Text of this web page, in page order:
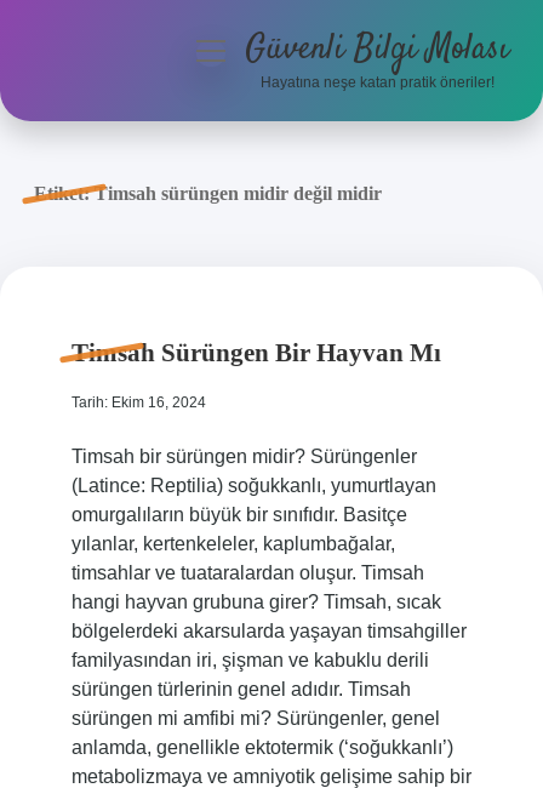
Anasayfa
menüyüGüvenli Bilgi Molası
Hayatına neşe katan pratik öneriler!
Etiket:Timsah sürüngen midir değil midir
Timsah Sürüngen Bir Hayvan Mı
Tarih: Ekim 16, 2024
Timsah bir sürüngen midir? Sürüngenler
(Latince: Reptilia) soğukkanlı, yumurtlayan
omurgalıların büyük bir sınıfıdır. Basitçe
yılanlar, kertenkeleler, kaplumbağalar,
timsahlar ve tuataralardan oluşur. Timsah
hangi hayvan grubuna girer? Timsah, sıcak
bölgelerdeki akarsularda yaşayan timsahgiller
familyasından iri, şişman ve kabuklu derili
sürüngen türlerinin genel adıdır. Timsah
sürüngen mi amfibi mi? Sürüngenler, genel
anlamda, genellikle ektotermik (‘soğukkanlı’)
metabolizmaya ve amniyotik gelişime sahip bir